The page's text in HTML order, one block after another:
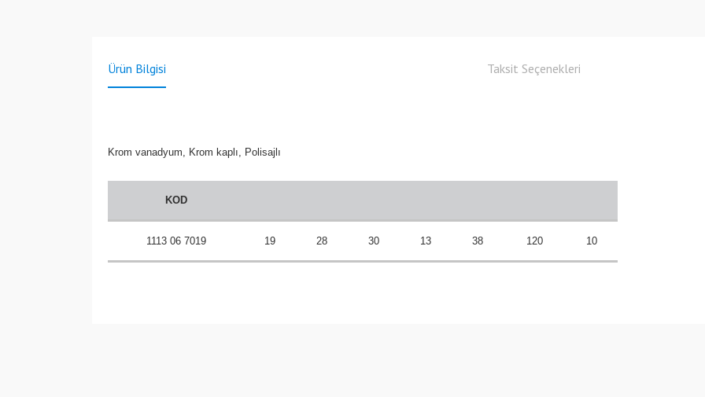
Ürün Bilgisi Taksit Seçenekleri
Krom vanadyum, Krom kaplı, Polisajlı
KOD
1113 06 7019 19 28 30 13 38 120 10